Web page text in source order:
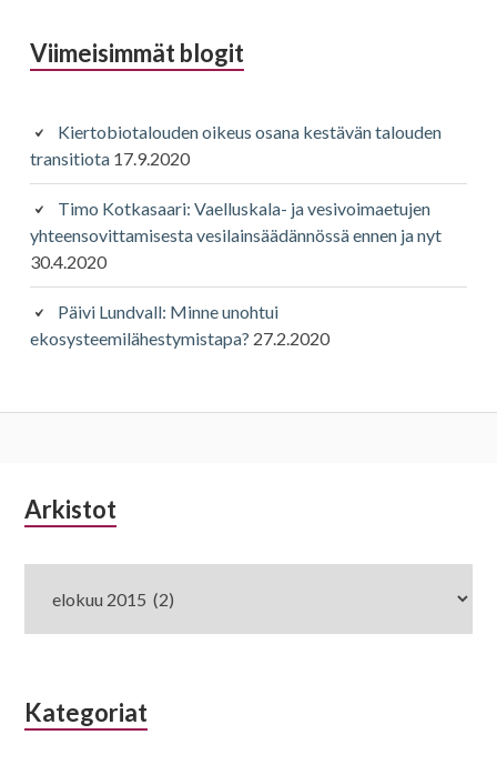
Viimeisimmät blogit
Kiertobiotalouden oikeus osana kestävän talouden
transitiota 17.9.2020
Timo Kotkasaari: Vaelluskala- ja vesivoimaetujen
yhteensovittamisesta vesilainsäädännössä ennen ja nyt
30.4.2020
Päivi Lundvall: Minne unohtui
ekosysteemilähestymistapa? 27.2.2020
Alapalkin
Arkistot
Kategoriat